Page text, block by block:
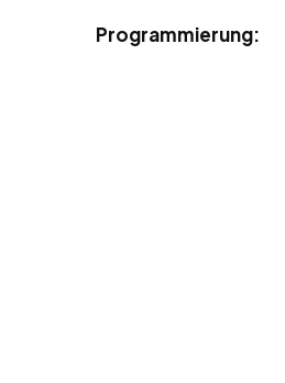
Programmierung: